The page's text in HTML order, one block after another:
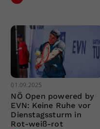
01.09.2025
NÖ Open powered by
EVN: Keine Ruhe vor
Dienstagssturm in
Rot-weiß-rot